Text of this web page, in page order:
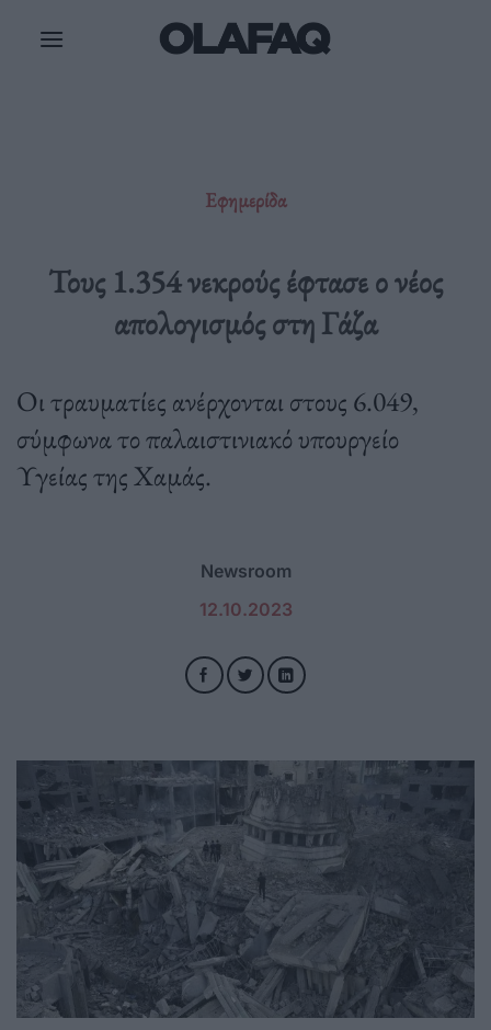
Εφημερίδα
Τους 1.354 νεκρούς έφτασε ο νέος
απολογισμός στη Γάζα
Οι τραυματίες ανέρχονται στους 6.049,
σύμφωνα το παλαιστινιακό υπουργείο
Υγείας της Χαμάς.
Newsroom
12.10.2023